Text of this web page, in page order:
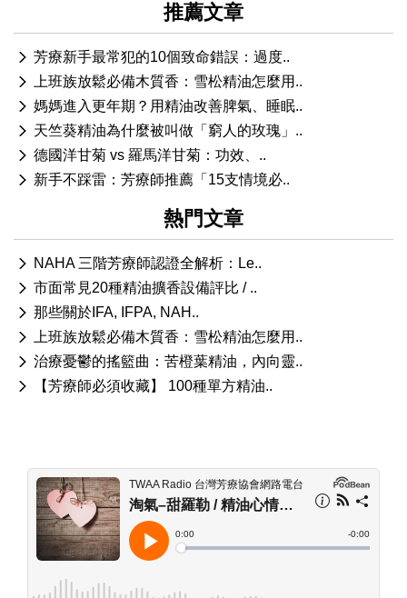
推薦文章
芳療新手最常犯的10個致命錯誤：過度..
上班族放鬆必備木質香：雪松精油怎麼用..
媽媽進入更年期？用精油改善脾氣、睡眠..
天竺葵精油為什麼被叫做「窮人的玫瑰」..
德國洋甘菊 vs 羅馬洋甘菊：功效、..
新手不踩雷：芳療師推薦「15支情境必..
熱門文章
NAHA 三階芳療師認證全解析：Le..
市面常見20種精油擴香設備評比 / ..
那些關於IFA, IFPA, NAH..
上班族放鬆必備木質香：雪松精油怎麼用..
治療憂鬱的搖籃曲：苦橙葉精油，內向靈..
【芳療師必須收藏】 100種單方精油..